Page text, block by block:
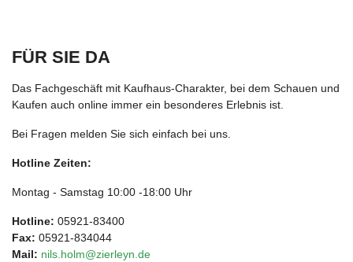
FÜR SIE DA
Das Fachgeschäft mit Kaufhaus-Charakter, bei dem Schauen und
Kaufen auch online immer ein besonderes Erlebnis ist.
Bei Fragen melden Sie sich einfach bei uns.
Hotline Zeiten:
Montag - Samstag 10:00 -18:00 Uhr
Hotline: 05921-83400
Fax: 05921-834044
Mail: nils.holm@zierleyn.de